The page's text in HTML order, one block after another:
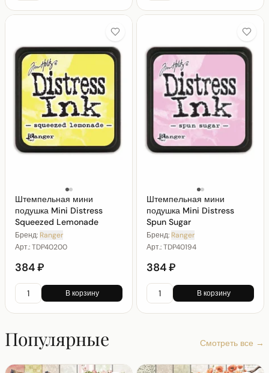
Штемпельная мини
подушка Mini Distress
Squeezed Lemonade
Бренд: Ranger
Арт.:TDP40200
384 ₽
В корзину
Штемпельная мини
подушка Mini Distress
Spun Sugar
Бренд: Ranger
Арт.:TDP40194
384 ₽
В корзину
Популярные Смотреть все →